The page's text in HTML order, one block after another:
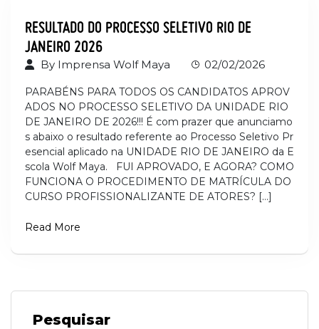
RESULTADO DO PROCESSO SELETIVO RIO DE
JANEIRO 2026
By Imprensa Wolf Maya 02/02/2026
PARABÉNS PARA TODOS OS CANDIDATOS APROV
ADOS NO PROCESSO SELETIVO DA UNIDADE RIO
DE JANEIRO DE 2026!!! É com prazer que anunciamo
s abaixo o resultado referente ao Processo Seletivo Pr
esencial aplicado na UNIDADE RIO DE JANEIRO da E
scola Wolf Maya. FUI APROVADO, E AGORA? COMO
FUNCIONA O PROCEDIMENTO DE MATRÍCULA DO
CURSO PROFISSIONALIZANTE DE ATORES? […]
Read More
Pesquisar